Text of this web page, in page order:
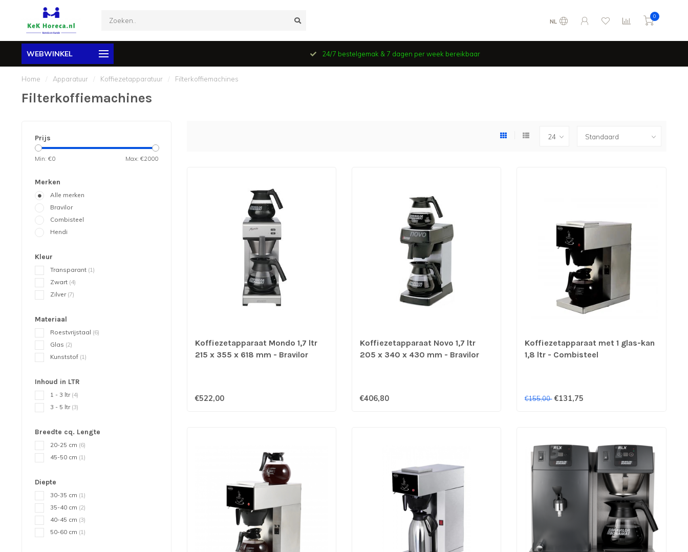
NL
0
WEBWINKEL 24/7 bestelgemak & 7 dagen per week bereikbaar
Home / Apparatuur / Koffiezetapparatuur / Filterkoffiemachines
Filterkoffiemachines
Prijs
Min: €0 Max: €2000
Merken
Alle merken
Bravilor
Combisteel
Hendi
Kleur
Transparant (1)
Zwart (4)
Zilver (7)
Materiaal
Roestvrijstaal (6)
Glas (2)
Kunststof (1)
Inhoud in LTR
1 - 3 ltr (4)
3 - 5 ltr (3)
Breedte cq. Lengte
20-25 cm (6)
45-50 cm (1)
Diepte
30-35 cm (1)
35-40 cm (2)
40-45 cm (3)
50-60 cm (1)
Koffiezetapparaat Mondo 1,7 ltr
215 x 355 x 618 mm - Bravilor
€522,00
Koffiezetapparaat Novo 1,7 ltr
205 x 340 x 430 mm - Bravilor
€406,80
Koffiezetapparaat met 1 glas-kan
1,8 ltr - Combisteel
€155,00 €131,75